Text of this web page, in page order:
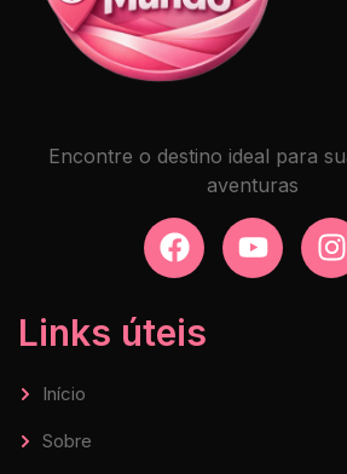
Encontre o destino ideal para
aventuras
Links úteis
Início
Sobre